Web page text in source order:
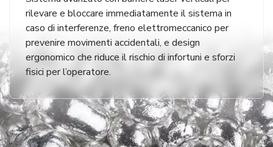
rilevare e bloccare immediatamente il sistema in
caso di interferenze, freno elettromeccanico per
prevenire movimenti accidentali, e design
ergonomico che riduce il rischio di infortuni e sforzi
fisici per l’operatore.